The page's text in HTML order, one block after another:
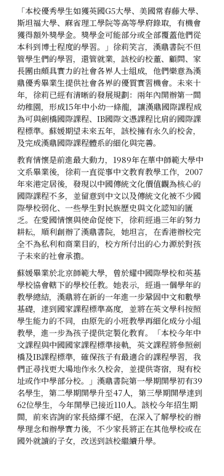
「本校優秀學生如獲英國G5大學、美國常春藤大學、
斯坦福大學、麻省理工學院等高等學府錄取，有機會
獲得額外獎學金。獎學金可能部分或全部覆蓋他們從
本科到博士程度的學習。」徐莉笑言，漢鼎書院不但
管學生們的學習，還管就業，該校的校董、顧問、家
長團由頗具實力的社會各界人士組成，他們樂意為漢
鼎優秀畢業生提供社會各界的優質實習機會。未來十
年，徐莉已經有清晰的發展規劃：兩年內開辦第一間
幼稚園，形成15年中小幼一條龍，讓漢鼎國際課程成
為可與劍橋國際課程、IB國際文憑課程比肩的國際課
程標準。蘇媛期望未來五年，該校擁有永久的校舍，
及完成漢鼎國際課程體系的細化與完善。
教育情懷是前進最大動力，1989年在華中師範大學中
文系畢業後，徐莉一直從事中文教育教學工作，2007
年來港定居後，發現以中國傳統文化價值觀為核心的
國際課程不多，並留意到中文以及傳統文化被不少國
際學校弱化、一些學生對民族歷史與文化認知的匱
乏。在愛國情懷與使命促使下，徐莉經過三年的努力
耕耘，順利創辦了漢鼎書院，她坦言，在香港辦校完
全不為私利和商業目的，校方所付出的心力源於對孩
子未來的社會承擔。
蘇媛畢業於北京師範大學，曾於耀中國際學校和英基
學校協會轄下的學校任教。她表示，經過一個學年的
教學總結，漢鼎將在新的一年進一步鞏固中文和數學
基礎，達到國家課程標準高度，並將在英文學科按照
學生能力的不同，由原先的小班教學再細化成分小組
教學，進一步為孩子提供定製化教育。「本校今年中
文課程與中國國家課程標準接軌，英文課程將參照劍
橋及IB課程標準，確保孩子有最適合的課程學習，我
們正尋找更大場地作永久校舍，並提供寄宿，現有校
址或作中學部分校。」漢鼎書院第一學期開學初有39
名學生，第二學期開學升至47人，第三學期開學達到
62位學生，今年開學已接近110人。該校今年招生期
間，前來咨詢的家長絡繹不絕，在深入了解學校的辦
學理念和辦學實力後，不少家長將正在其他學校或在
國外就讀的子女，改送到該校繼續升學。